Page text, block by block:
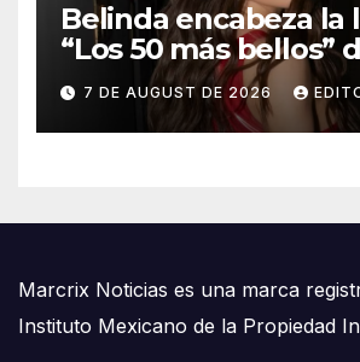
Belinda encabeza la
“Los 50 más bellos”
People en Español
7 DE AUGUST DE 2026
Marcrix Noticias es una marca
Instituto Mexicano de la Propiedad